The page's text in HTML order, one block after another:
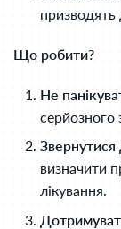
призводять
Що робити?
Не
серйозного
Звернутися
визначити
лікування.